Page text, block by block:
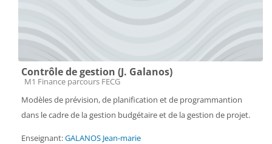
Contrôle de gestion (J. Galanos)
Catégorie de cours
M1 Finance parcours FECG
Modèles de prévision, de planification et de programmantion
dans le cadre de la gestion budgétaire et de la gestion de projet.
Enseignant:GALANOS Jean-marie